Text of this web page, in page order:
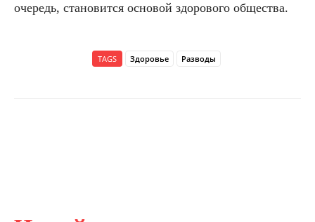
очередь, становится основой здорового общества.
TAGS Здоровье Разводы